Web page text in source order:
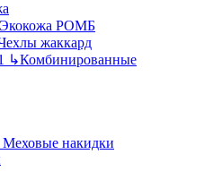
Экокожа РОМБ
жаккард
↳Комбинированные
Меховые накидки